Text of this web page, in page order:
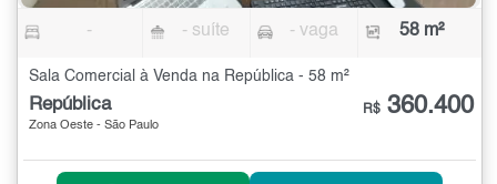
- - suíte - vaga 58 m²
Sala Comercial à Venda na República - 58 m²
República
Zona Oeste - São Paulo
R$ 360.400